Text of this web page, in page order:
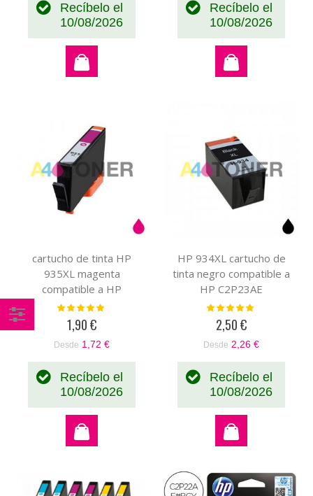
Recíbelo el
10/08/2026
Recíbelo el
10/08/2026
cartucho de tinta HP
935XL magenta
compatible a HP
C2P25AE
Valoración:
1,90 €
Desde 1,72 €
Recíbelo el
10/08/2026
HP 934XL cartucho de
tinta negro compatible a
HP C2P23AE
Valoración:
2,50 €
Desde 2,26 €
Recíbelo el
10/08/2026
Comprar